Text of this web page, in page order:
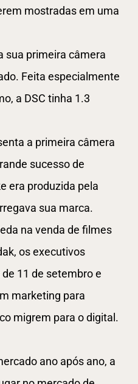
mostradas em uma
sua primeira câmera
Feita especialmente
a DSC tinha 1.3
a primeira câmera
sucesso de
era produzida pela
sua marca.
na venda de filmes
os executivos
11 de setembro e
marketing para
migrem para o digital.
ano após ano, a